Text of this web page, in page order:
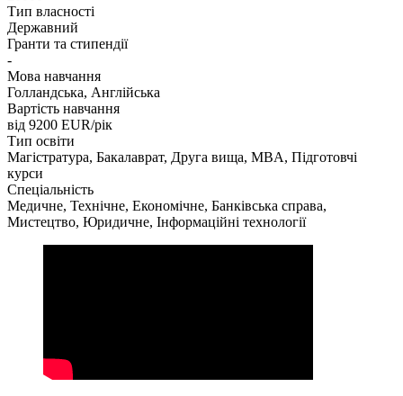
Тип власності
Державний
Гранти та стипендії
-
Мова навчання
Голландська, Англійська
Вартість навчання
від 9200 EUR/рік
Тип освіти
Магістратура, Бакалаврат, Друга вища, MBA, Підготовчі
курси
Спеціальність
Медичне, Технічне, Економічне, Банківська справа,
Мистецтво, Юридичне, Інформаційні технології